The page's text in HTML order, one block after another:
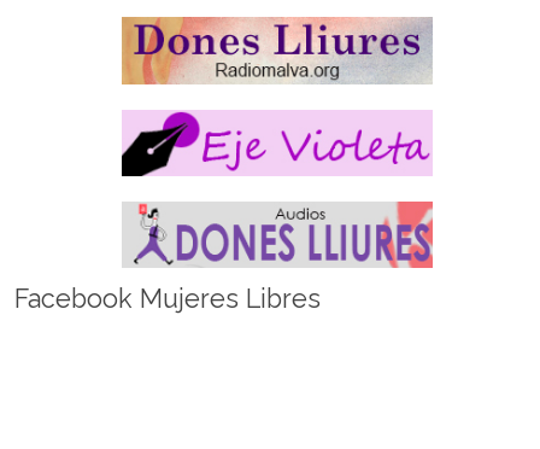
Facebook Mujeres Libres